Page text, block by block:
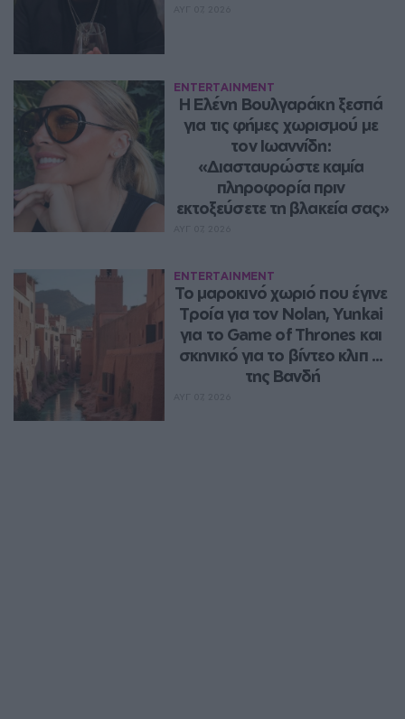
ENTERTAINMENT
Η Ελένη Βουλγαράκη ξεσπά
για τις φήμες χωρισμού με
τον Ιωαννίδη:
«Διασταυρώστε καμία
πληροφορία πριν
εκτοξεύσετε τη βλακεία σας»
ENTERTAINMENT
Το μαροκινό χωριό που έγινε
Τροία για τον Nolan, Yunkai
για το Game of Thrones και
σκηνικό για το βίντεο κλιπ ...
της Βανδή